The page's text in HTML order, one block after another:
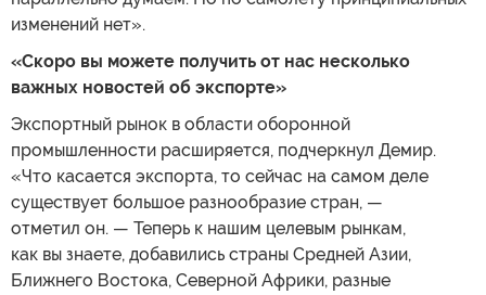
изменений нет».
«Скоро вы можете получить от нас несколько
важных новостей об экспорте»
Экспортный рынок в области оборонной
промышленности расширяется, подчеркнул Демир.
«Что касается экспорта, то сейчас на самом деле
существует большое разнообразие стран, —
отметил он. — Теперь к нашим целевым рынкам,
как вы знаете, добавились страны Средней Азии,
Ближнего Востока, Северной Африки, разные